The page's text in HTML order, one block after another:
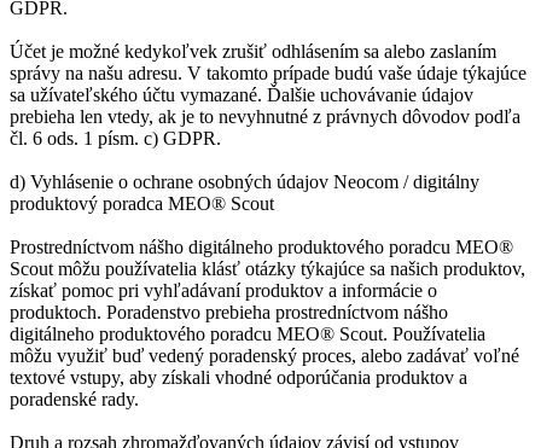
GDPR.
Účet je možné kedykoľvek zrušiť odhlásením sa alebo zaslaním
správy na našu adresu. V takomto prípade budú vaše údaje týkajúce
sa užívateľského účtu vymazané. Ďalšie uchovávanie údajov
prebieha len vtedy, ak je to nevyhnutné z právnych dôvodov podľa
čl. 6 ods. 1 písm. c) GDPR.
d) Vyhlásenie o ochrane osobných údajov Neocom / digitálny
produktový poradca MEO® Scout
Prostredníctvom nášho digitálneho produktového poradcu MEO®
Scout môžu používatelia klásť otázky týkajúce sa našich produktov,
získať pomoc pri vyhľadávaní produktov a informácie o
produktoch. Poradenstvo prebieha prostredníctvom nášho
digitálneho produktového poradcu MEO® Scout. Používatelia
môžu využiť buď vedený poradenský proces, alebo zadávať voľné
textové vstupy, aby získali vhodné odporúčania produktov a
poradenské rady.
Druh a rozsah zhromažďovaných údajov závisí od vstupov